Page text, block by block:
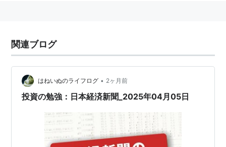
関連ブログ
はねいぬのライフログ • 2ヶ月前
投資の勉強：日本経済新聞_2025年04月05日